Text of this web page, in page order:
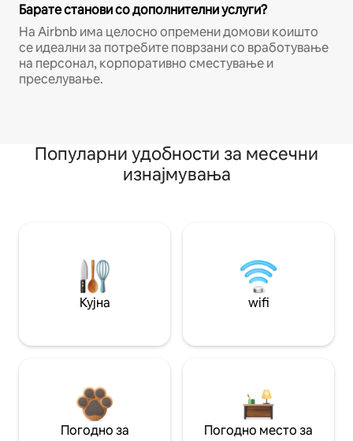
Барате станови со дополнителни услуги?
На Airbnb има целосно опремени домови коишто
се идеални за потребите поврзани со вработување
на персонал, корпоративно сместување и
преселување.
Популарни удобности за месечни
изнајмувања
Кујна wifi
Погодно за
Погодно место за